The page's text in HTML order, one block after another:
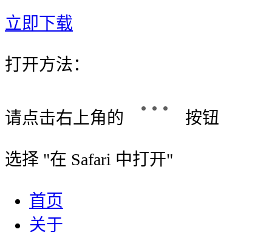
立即下载
打开方法：
请点击右上角的 按钮
选择 "在 Safari 中打开"
首页
关于